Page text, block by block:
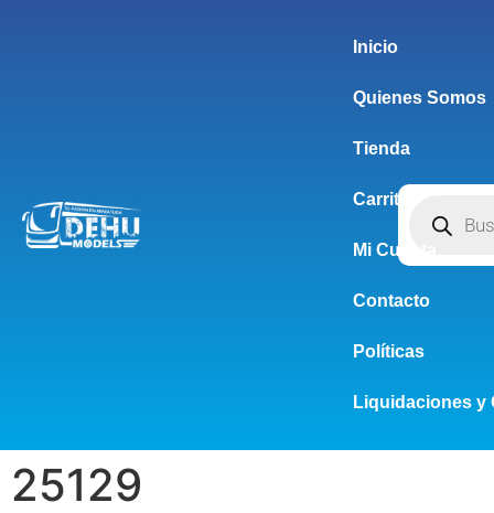
Inicio
Quienes Somos
Tienda
Carrito
Mi Cuenta
Contacto
Políticas
Liquidaciones y
25129